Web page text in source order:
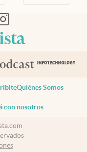
pestañapestaña
nueva pestaña
en nueva pestaña
abre en nueva pestaña
Quiénes Somos
con nosotros